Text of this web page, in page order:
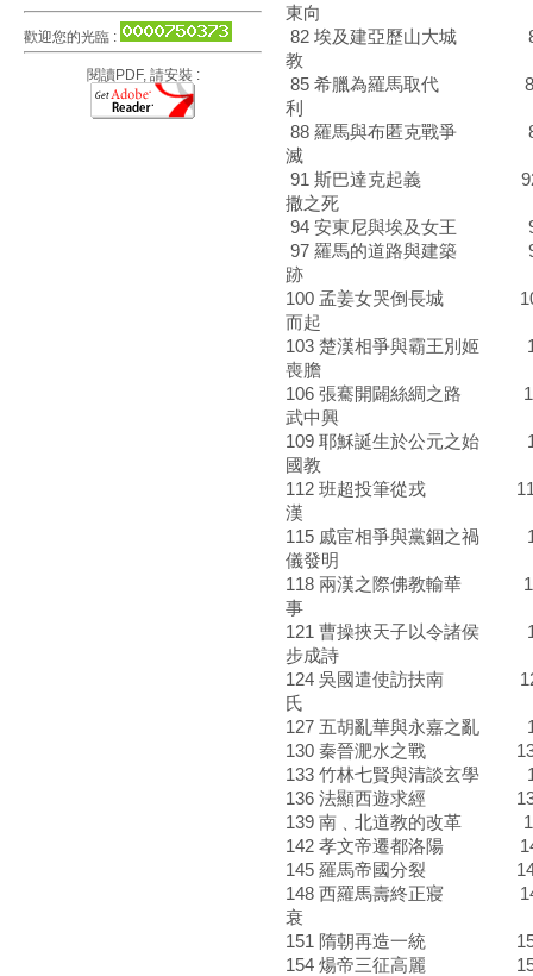
東向
82 埃及建亞歷山大城 83
教
85 希臘為羅馬取代 86
利
88 羅馬與布匿克戰爭
滅
91 斯巴達克起義 92
撒之死
94 安東尼與埃及女王
97 羅馬的道路與建築
跡
100 孟姜女哭倒長城
而起
103 楚漢相爭與霸王別姬
喪膽
106 張騫開闢絲綢之路
武中興
109 耶穌誕生於公元之始
國教
112 班超投筆從戎 113
漢
115 戚宦相爭與黨錮之禍
儀發明
118 兩漢之際佛教輸華
事
121 曹操挾天子以令諸侯
步成詩
124 吳國遣使訪扶南
氏
127 五胡亂華與永嘉之亂
130 秦晉淝水之戰
133 竹林七賢與清談玄學
136 法顯西遊求經 137
139 南﹑北道教的改革
142 孝文帝遷都洛陽
145 羅馬帝國分裂
148 西羅馬壽終正寢
衰
151 隋朝再造一統
154 煬帝三征高麗 155
歡迎您的光臨 :
閱讀PDF, 請安裝 :